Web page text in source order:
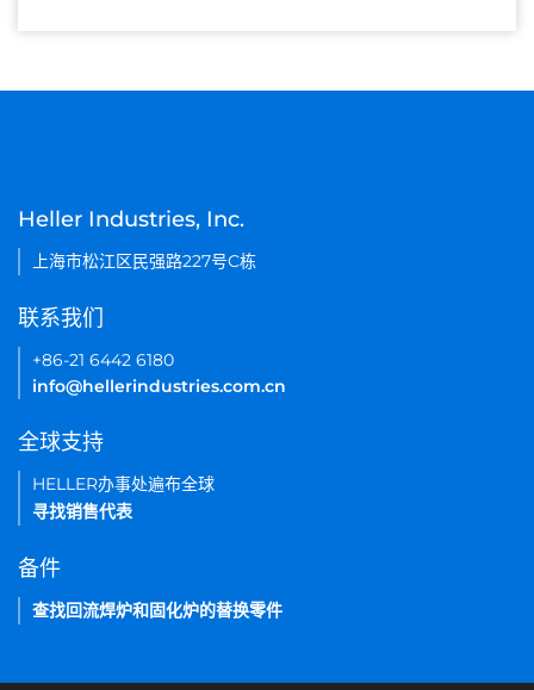
Heller Industries, Inc.
上海市松江区民强路227号C栋
联系我们
+86-21 6442 6180
info@hellerindustries.com.cn
全球支持
HELLER办事处遍布全球
寻找销售代表
备件
查找回流焊炉和固化炉的替换零件